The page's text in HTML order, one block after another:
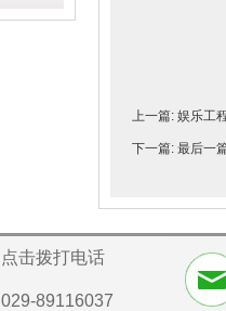
上一篇: 娱乐工
下一篇: 最后
点击拨打电话
029-89116037